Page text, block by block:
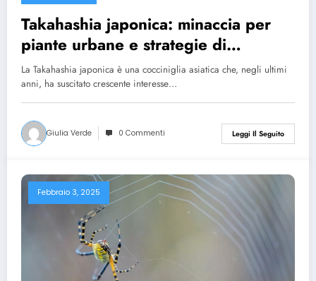
Takahashia japonica: minaccia per
piante urbane e strategie di
controllo efficaci
La Takahashia japonica è una cocciniglia asiatica che, negli ultimi
anni, ha suscitato crescente interesse…
Giulia Verde 0 Commenti Leggi Il Seguito
Febbraio 3, 2025